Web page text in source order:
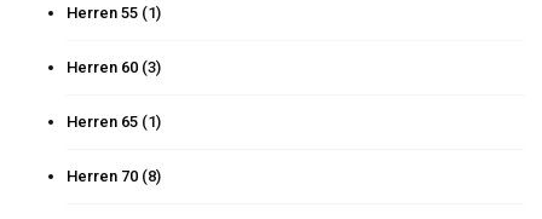
Herren 55 (1)
Herren 60 (3)
Herren 65 (1)
Herren 70 (8)